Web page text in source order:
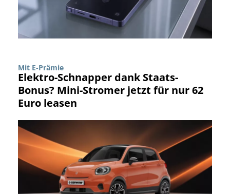
Mit E-Prämie
Elektro-Schnapper dank Staats-
Bonus? Mini-Stromer jetzt für nur 62
Euro leasen